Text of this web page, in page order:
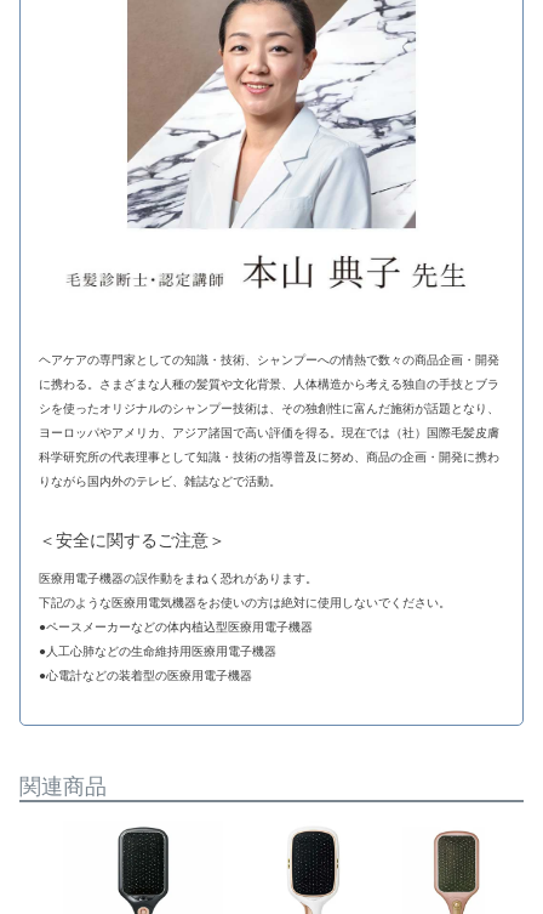
ヘアケアの専門家としての知識・技術、シャンプーへの情熱で数々の商品企画・開発
に携わる。さまざまな人種の髪質や文化背景、人体構造から考える独自の手技とブラ
シを使ったオリジナルのシャンプー技術は、その独創性に富んだ施術が話題となり、
ヨーロッパやアメリカ、アジア諸国で高い評価を得る。現在では（社）国際毛髪皮膚
科学研究所の代表理事として知識・技術の指導普及に努め、商品の企画・開発に携わ
りながら国内外のテレビ、雑誌などで活動。
＜安全に関するご注意＞
医療用電子機器の誤作動をまねく恐れがあります。
下記のような医療用電気機器をお使いの方は絶対に使用しないでください。
●ペースメーカーなどの体内植込型医療用電子機器
●人工心肺などの生命維持用医療用電子機器
●心電計などの装着型の医療用電子機器
関連商品